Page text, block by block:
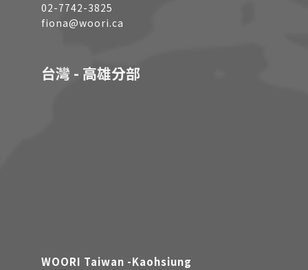
02-7742-3825
fiona@woori.ca
台灣 - 高雄分部
WOORI Taiwan -Kaohsiung